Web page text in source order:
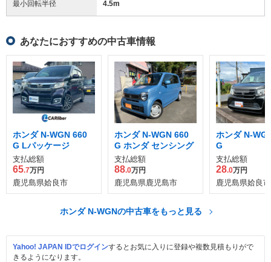
最小回転半径 4.5m
あなたにおすすめの中古車情報
ホンダ N-WGN 660
G Lパッケージ
支払総額
65.7万円
鹿児島県姶良市
ホンダ N-WGN 660
G ホンダ センシング
支払総額
88.0万円
鹿児島県鹿児島市
ホンダ N-
G
支払総額
28.0万円
鹿児島県姶良市
ホンダ N-WGNの中古車をもっと見る
Yahoo! JAPAN IDでログインするとお気に入りに登録や複数見積もりがで
きるようになります。